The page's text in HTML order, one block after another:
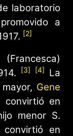
laboratorio
a
[2]
[3] [4]
La
Gene
convirtió en
menor S.
convirtió en